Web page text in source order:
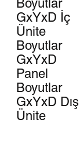
Boyutlar
GxYxD İç
Ünite
Boyutlar
GxYxD
Panel
Boyutlar
GxYxD Dış
Ünite